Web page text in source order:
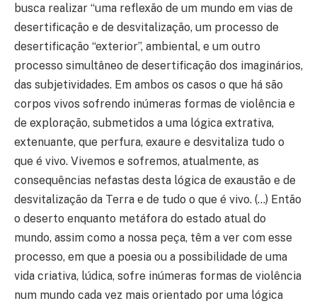
busca realizar “uma reflexão de um mundo em vias de
desertificação e de desvitalização, um processo de
desertificação “exterior”, ambiental, e um outro
processo simultâneo de desertificação dos imaginários,
das subjetividades. Em ambos os casos o que há são
corpos vivos sofrendo inúmeras formas de violência e
de exploração, submetidos a uma lógica extrativa,
extenuante, que perfura, exaure e desvitaliza tudo o
que é vivo. Vivemos e sofremos, atualmente, as
consequências nefastas desta lógica de exaustão e de
desvitalização da Terra e de tudo o que é vivo. (…) Então
o deserto enquanto metáfora do estado atual do
mundo, assim como a nossa peça, têm a ver com esse
processo, em que a poesia ou a possibilidade de uma
vida criativa, lúdica, sofre inúmeras formas de violência
num mundo cada vez mais orientado por uma lógica